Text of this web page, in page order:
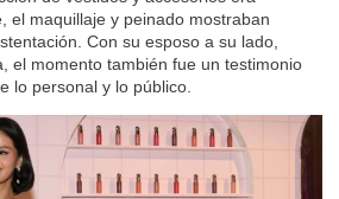
el maquillaje y peinado mostraban
Con su esposo a su lado,
el momento también fue un testimonio
lo personal y lo público.